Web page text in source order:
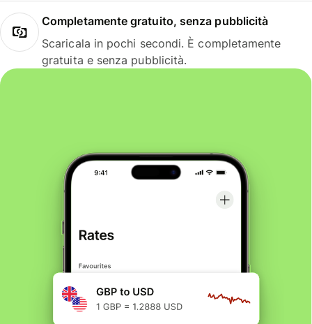
Completamente gratuito, senza pubblicità
Scaricala in pochi secondi. È completamente
gratuita e senza pubblicità.